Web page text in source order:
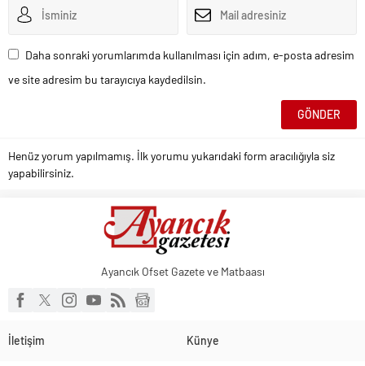
Daha sonraki yorumlarımda kullanılması için adım, e-posta adresim
ve site adresim bu tarayıcıya kaydedilsin.
Henüz yorum yapılmamış. İlk yorumu yukarıdaki form aracılığıyla siz
yapabilirsiniz.
Ayancık Ofset Gazete ve Matbaası
İletişim Künye